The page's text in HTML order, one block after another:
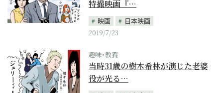
特撮映画『…
映画
日本映画
2019/7/23
趣味･教養
当時31歳の樹木希林が演じた老婆
役が光る…